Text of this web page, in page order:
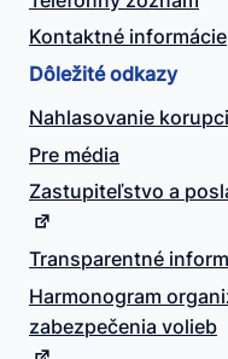
Kontaktné informácie
Dôležité odkazy
Nahlasovanie
Pre média
Zastupiteľstvo a
Transparentné
Harmonogram
zabezpečenia volieb